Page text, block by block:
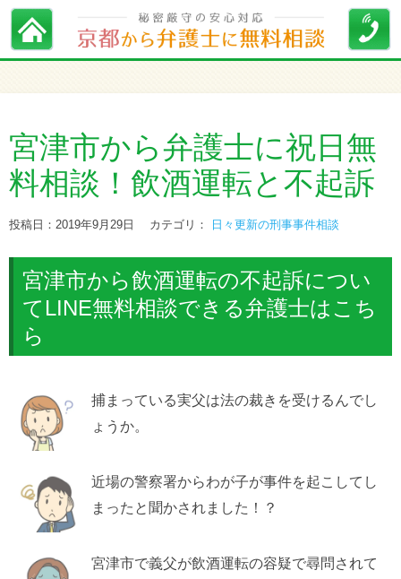
宮津市から弁護士に祝日無
料相談！飲酒運転と不起訴
投稿日：2019年9月29日 カテゴリ： 日々更新の刑事事件相談
宮津市から飲酒運転の不起訴につい
てLINE無料相談できる弁護士はこち
ら
捕まっている実父は法の裁きを受けるんでし
ょうか。
近場の警察署からわが子が事件を起こしてし
まったと聞かされました！？
宮津市で義父が飲酒運転の容疑で尋問されて